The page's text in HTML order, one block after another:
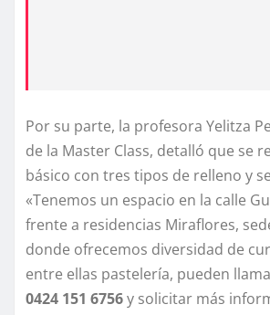
​Por su parte, la profesora Yelitza
de la Master Class, detalló que se
básico con tres tipos de relleno y
«Tenemos un espacio en la calle
frente a residencias Miraflores,
donde ofrecemos diversidad de
entre ellas pastelería, pueden
0424 151 6756y solicitar más